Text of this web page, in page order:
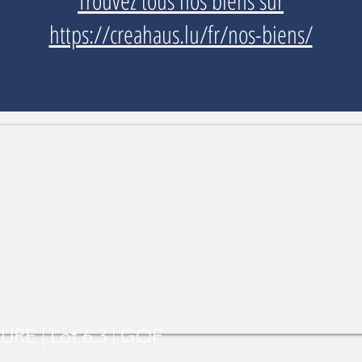
https://creahaus.lu/fr/nos-biens/
| Lot 6.3 | GOF